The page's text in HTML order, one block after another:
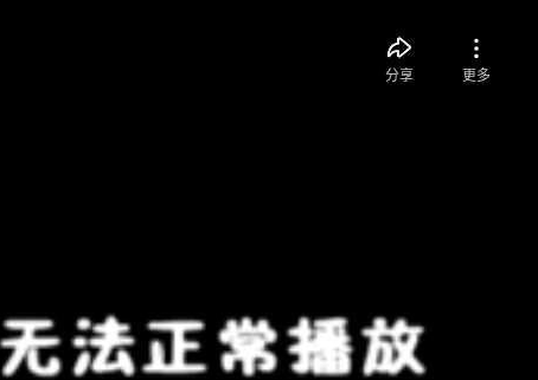
分享 更多